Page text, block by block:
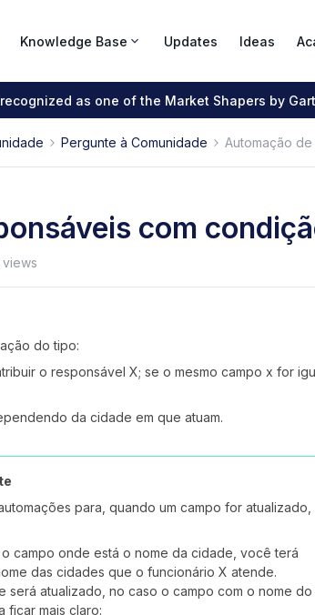
Knowledge Base Updates Ideas
as one of the Market Shapers by
Pergunte à Comunidade Automação
com
do tipo:
o responsável X; se o mesmo campo x for
da cidade em que atuam.
para, quando um campo for atualizado,
campo onde está o nome da cidade, você terá
das cidades que o funcionário X atende.
será atualizado, no caso o campo com o nome do
ficar mais claro: